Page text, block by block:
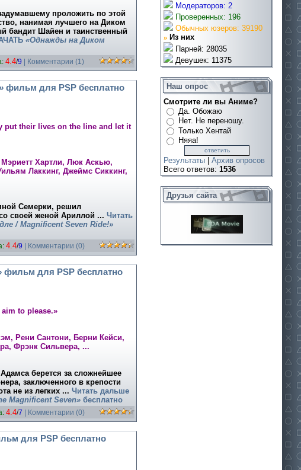
проложить по этой
нанимая лучшего на Диком
бандит Шайен и таинственный
«Однажды на Диком
4.4/9 | Комментарии (1)
фильм для PSP бесплатно
put their lives on the line and let it
Хартли, Люк Аскью,
Лаккинг, Джеймс Сиккинг,
Семерки, решил
своей женой Ариллой ... Читать
/ Magnificent Seven Ride!»
4.4/9 | Комментарии (0)
фильм для PSP бесплатно
to please.»
Рени Сантони, Берни Кейси,
Фрэнк Сильвера, ...
берется за сложнейшее
заключенного в крепости
не из легких ... Читать дальше
Magnificent Seven» бесплатно
4.4/7 | Комментарии (0)
для PSP бесплатно
Модераторов: 2
Проверенных: 196
Обычных юзеров: 39190
» Из них
Парней: 28035
Девушек: 11375
Наш опрос
Смотрите ли вы Аниме?
Да. Обожаю
Нет. Не переношу.
Только Хентай
Няяа!
Результаты
Архив опросов
Всего ответов: 1536
Друзья сайта